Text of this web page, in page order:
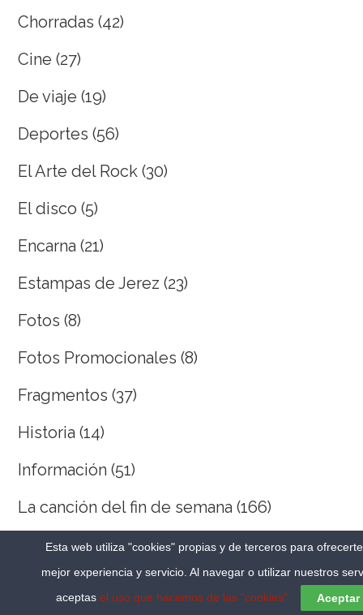
Chorradas (42)
Cine (27)
De viaje (19)
Deportes (56)
El Arte del Rock (30)
El disco (5)
Encarna (21)
Estampas de Jerez (23)
Fotos (8)
Fotos Promocionales (8)
Fragmentos (37)
Historia (14)
Información (51)
La canción del fin de semana (166)
La Encuesta(26)
Listas(3)
Esta web utiliza "cookies" propias y de terceros para
mejor experiencia y servicio. Al navegar o utilizar nuestros
aceptas el uso que hacemos de las "cookies" Aceptar